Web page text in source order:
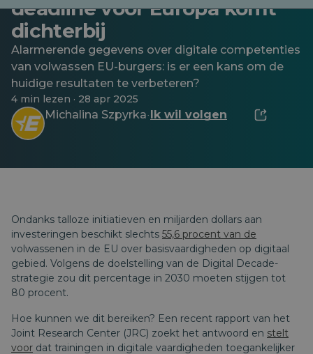
deadline voor Europa komt
dichterbij
Alarmerende gegevens over digitale competenties
van volwassen EU-burgers: is er een kans om de
huidige resultaten te verbeteren?
4 min lezen · 28 apr 2025
Michalina Szpyrka· Ik wil volgen
Ondanks talloze initiatieven en miljarden dollars aan
investeringen beschikt slechts 55,6 procent van de
volwassenen in de EU over basisvaardigheden op digitaal
gebied. Volgens de doelstelling van de Digital Decade-
strategie zou dit percentage in 2030 moeten stijgen tot
80 procent.
Hoe kunnen we dit bereiken? Een recent rapport van het
Joint Research Center (JRC) zoekt het antwoord en stelt
voor dat trainingen in digitale vaardigheden toegankelijker